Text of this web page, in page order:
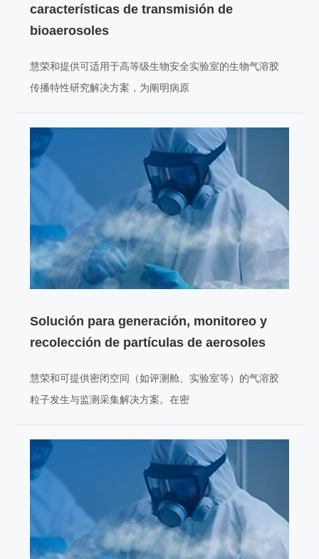
características de transmisión de
bioaerosoles
慧荣和提供可适用于高等级生物安全实验室的生物气溶胶
传播特性研究解决方案，为阐明病原
Solución para generación, monitoreo y
recolección de partículas de aerosoles
慧荣和可提供密闭空间（如评测舱、实验室等）的气溶胶
粒子发生与监测采集解决方案。在密